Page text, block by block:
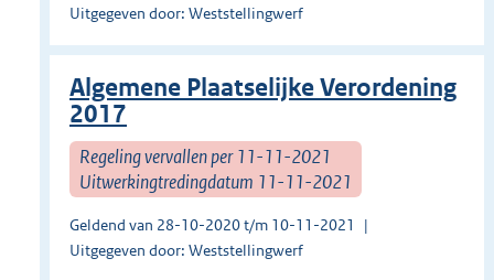
Uitgegeven door: Weststellingwerf
Algemene Plaatselijke Verordening
2017
Regeling vervallen per 11-11-2021
Uitwerkingtredingdatum 11-11-2021
Geldend van 28-10-2020 t/m 10-11-2021
Uitgegeven door: Weststellingwerf